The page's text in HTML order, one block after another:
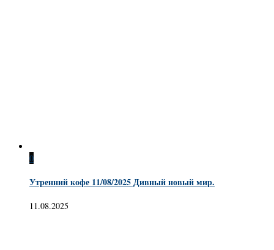
0
Утренний кофе 11/08/2025 Дивный новый мир.
11.08.2025